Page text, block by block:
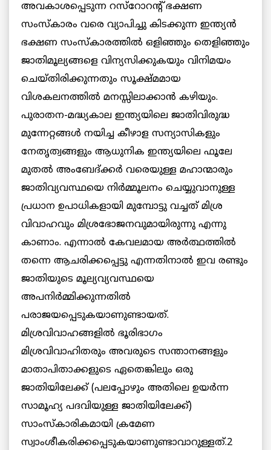
അവകാശപ്പെടുന്ന റസ്റോറന്റ് ഭക്ഷണ
സംസ്കാരം വരെ വ്യാപിച്ചു കിടക്കുന്ന ഇന്ത്യന്‍
ഭക്ഷണ സംസ്കാരത്തില്‍ ഒളിഞ്ഞും തെളിഞ്ഞും
ജാതിമൂല്യങ്ങളെ വിന്യസിക്കുകയും വിനിമയം
ചെയ്തിരിക്കുന്നതും സൂക്ഷ്മമായ
വിശകലനത്തില്‍ മനസ്സിലാക്കാന്‍ കഴിയും.
പുരാതന-മദ്ധ്യകാല ഇന്ത്യയിലെ ജാതിവിരുദ്ധ
മുന്നേറ്റങ്ങള്‍ നയിച്ച കീഴാള സന്യാസികളും
നേതൃത്വങ്ങളും ആധുനിക ഇന്ത്യയിലെ ഫൂലേ
മുതല്‍ അംബേദ്ക്കര്‍ വരെയുള്ള മഹാന്മാരും
ജാതിവ്യവസ്ഥയെ നിര്‍മ്മൂലനം ചെയ്യുവാനുള്ള
പ്രധാന ഉപാധികളായി മുമ്പോട്ടു വച്ചത് മിശ്ര
വിവാഹവും മിശ്രഭോജനവുമായിരുന്നു എന്നു
കാണാം. എന്നാല്‍ കേവലമായ അര്‍ത്ഥത്തില്‍
തന്നെ ആചരിക്കപ്പെട്ടു എന്നതിനാല്‍ ഇവ രണ്ടും
ജാതിയുടെ മൂല്യവ്യവസ്ഥയെ
അപനിര്‍മ്മിക്കുന്നതില്‍
പരാജയപ്പെടുകയാണുണ്ടായത്.
മിശ്രവിവാഹങ്ങളില്‍ ഭൂരിഭാഗം
മിശ്രവിവാഹിതരും അവരുടെ സന്താനങ്ങളും
മാതാപിതാക്കളുടെ ഏതെങ്കിലും ഒരു
ജാതിയിലേക്ക് (പലപ്പോഴും അതിലെ ഉയര്‍ന്ന
സാമൂഹ്യ പദവിയുള്ള ജാതിയിലേക്ക്)
സാംസ്കാരികമായി ക്രമേണ
സ്വാംശീകരിക്കപ്പെടുകയാണുണ്ടാവാറുള്ളത്.2